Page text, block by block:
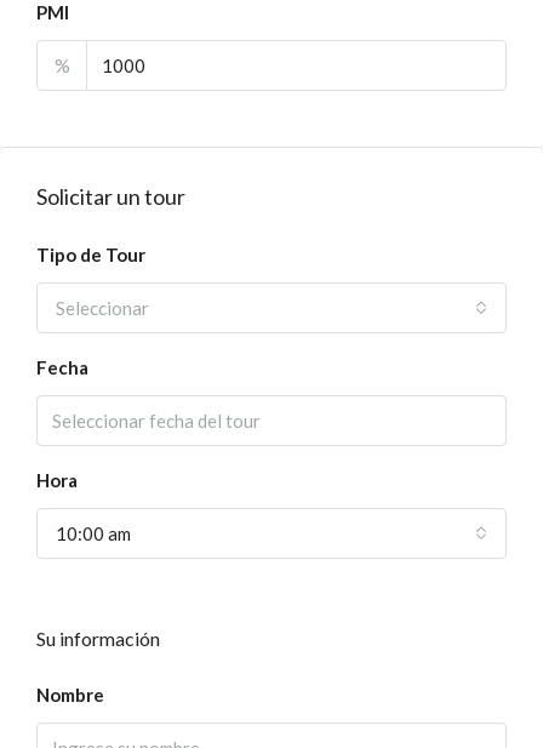
PMI
%
Solicitar un tour
Tipo de Tour
Seleccionar
Fecha
Hora
10:00 am
Su información
Nombre